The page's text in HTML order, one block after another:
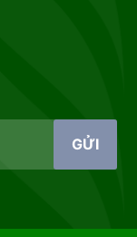
GỬI